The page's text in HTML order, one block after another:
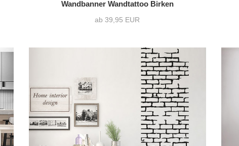
Wandbanner Wandtattoo Birken
ab 39,95 EUR